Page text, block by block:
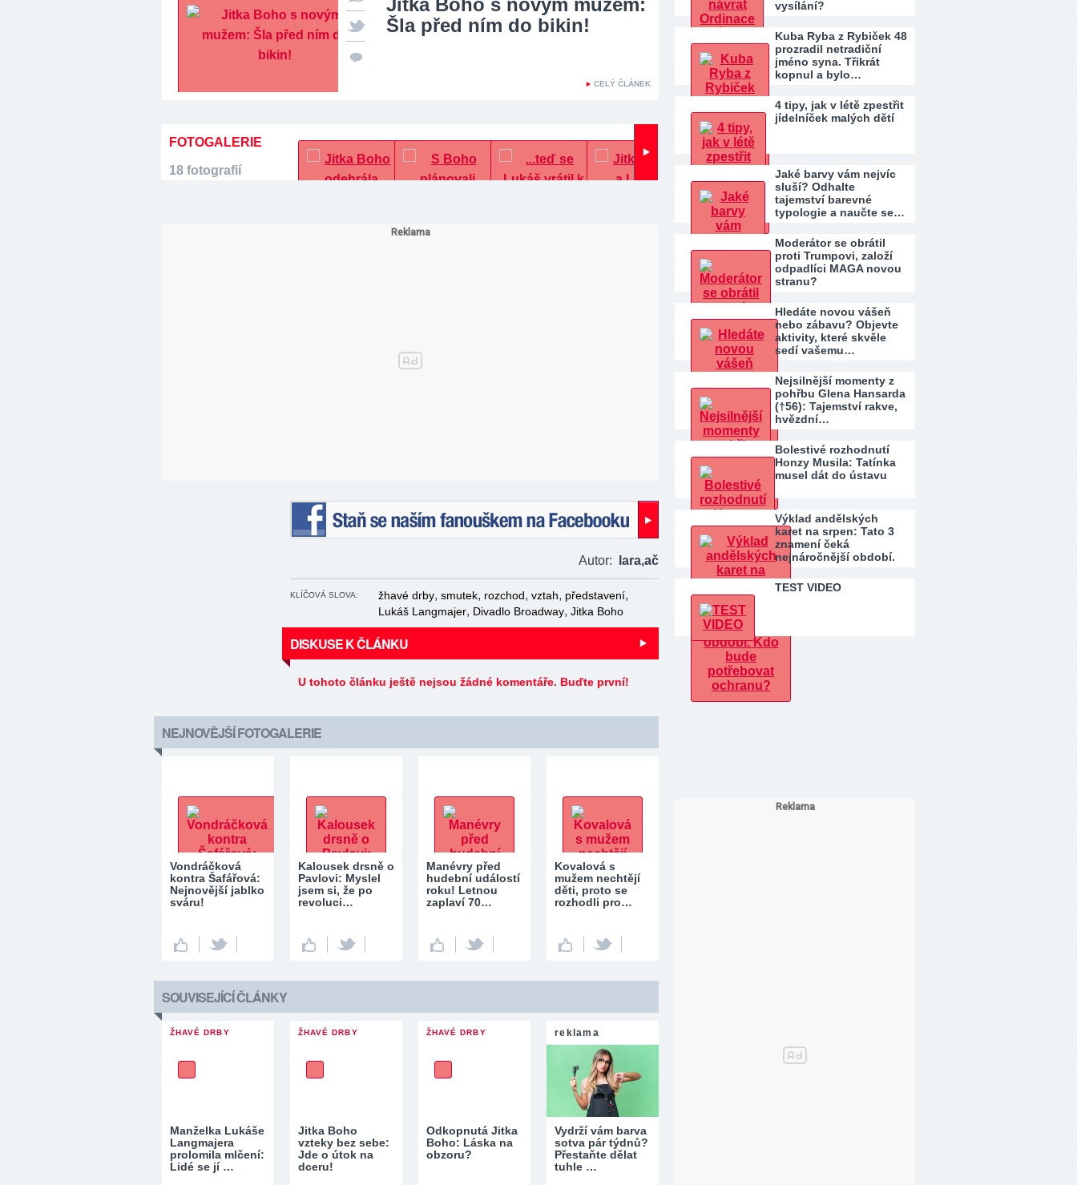
Šla před ním do bikin!
CELÝ ČLÁNEK
FOTOGALERIE
18 fotografií
Autor:
lara,ač
KLÍČOVÁ SLOVA: žhavé drby, smutek, rozchod, vztah, představení,
Lukáš Langmajer, Divadlo Broadway, Jitka Boho
DISKUSE K ČLÁNKU
U tohoto článku ještě nejsou žádné komentáře. Buďte první!
NEJNOVĚJŠÍ FOTOGALERIE
Vondráčková
kontra Šafářová:
Nejnovější jablko
sváru!
Kalousek drsně o
Pavlovi: Myslel
jsem si, že po
revoluci…
Manévry před
hudební událostí
roku! Letnou
zaplaví 70…
Kovalová s
mužem nechtějí
děti, proto se
rozhodli pro…
SOUVISEJÍCÍ ČLÁNKY
ŽHAVÉ DRBY
Manželka Lukáše
Langmajera
prolomila mlčení:
Lidé se jí …
ŽHAVÉ DRBY
Jitka Boho
vzteky bez sebe:
Jde o útok na
dceru!
ŽHAVÉ DRBY
Odkopnutá Jitka
Boho: Láska na
obzoru?
reklama
Vydrží vám barva
sotva pár týdnů?
Přestaňte dělat
tuhle …
vysílání?
Kuba Ryba z Rybiček 48
prozradil netradiční
jméno syna. Třikrát
kopnul a bylo…
4 tipy, jak v létě zpestřit
jídelníček malých dětí
Jaké barvy vám nejvíc
sluší? Odhalte
tajemství barevné
typologie a naučte se…
Moderátor se obrátil
proti Trumpovi, založí
odpadlíci MAGA novou
stranu?
Hledáte novou vášeň
nebo zábavu? Objevte
aktivity, které skvěle
sedí vašemu…
Nejsilnější momenty z
pohřbu Glena Hansarda
(†56): Tajemství rakve,
hvězdní…
Bolestivé rozhodnutí
Honzy Musila: Tatínka
musel dát do ústavu
Výklad andělských
karet na srpen: Tato 3
znamení čeká
nejnáročnější období.
TEST VIDEO